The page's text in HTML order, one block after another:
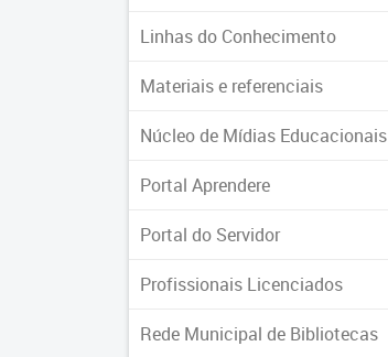
Linhas do Conhecimento
Materiais e referenciais
Núcleo de Mídias Educacionais
Portal Aprendere
Portal do Servidor
Profissionais Licenciados
Rede Municipal de Bibliotecas